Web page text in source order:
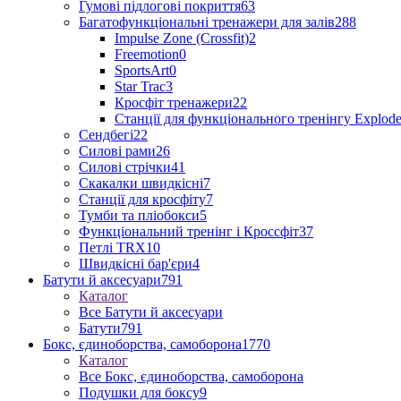
Гумові підлогові покриття63
Багатофункціональні тренажери для залів288
Impulse Zone (Crossfit)2
Freemotion0
SportsArt0
Star Trac3
Кросфіт тренажери22
Станції для функціонального тренінгу Explode
Сендбегі22
Силові рами26
Силові стрічки41
Скакалки швидкісні7
Станції для кросфіту7
Тумби та пліобокси5
Функціональний тренінг і Кроссфіт37
Петлі TRX10
Швидкісні бар'єри4
Батути й аксесуари791
Каталог
Все Батути й аксесуари
Батути791
Бокс, єдиноборства, самоборона1770
Каталог
Все Бокс, єдиноборства, самоборона
Подушки для боксу9